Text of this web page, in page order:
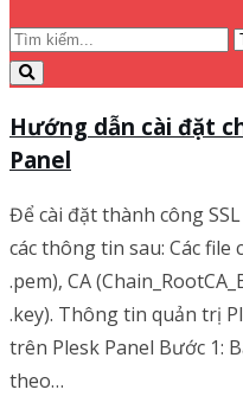
Hướng dẫn cài đặt
Panel
Để cài đặt thành công
các thông tin sau: Các file
.pem), CA
.key). Thông tin quản trị
trên Plesk Panel Bước 1:
theo…